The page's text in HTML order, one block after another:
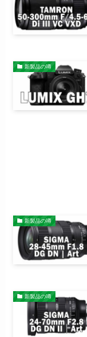
新製品の噂
新製品の噂
新製品の噂